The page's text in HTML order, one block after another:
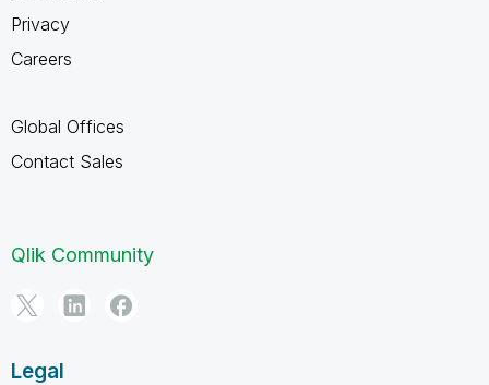
Privacy
Careers
Global Offices
Contact Sales
Qlik Community
Legal